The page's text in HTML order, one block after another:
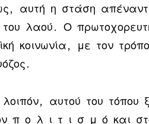
αυτή η στάση
του λαού. Ο
κοινωνία, με τον
αυτού του τόπου
π ο λ ι τ ι σ μ ό και